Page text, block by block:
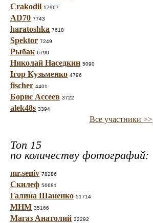
Crakodil 17967
AD70 7743
haratoshka 7618
Spektor 7249
Рыбак 6790
Николай Наседкин 5090
Ігор Кузьменко 4796
fischer 4401
Борис Ассеев 3722
alek48s 3394
Все участники >>
Топ 15
по количеству фотографий:
mr.seniv 78286
Скилеф 56681
Галина Шаненко 51714
МНМ 35166
Магаз Анатолий 32292